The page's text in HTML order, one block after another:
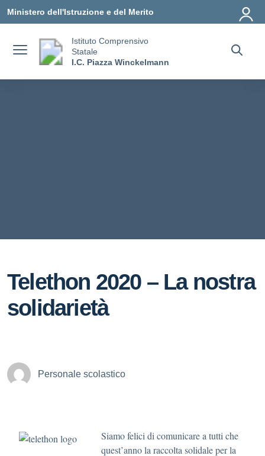
Ministero dell'Istruzione e del Merito
Istituto Comprensivo
Statale
I.C. Piazza Winckelmann
Telethon 2020 – La nostra
solidarietà
Personale scolastico
Siamo felici di comunicare a tutti che
quest’anno la raccolta solidale per la